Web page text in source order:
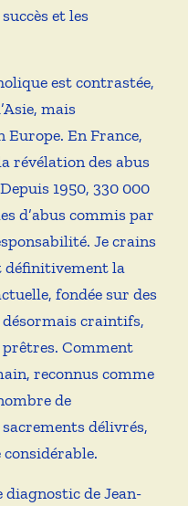
et les
est contrastée,
mais
En France,
révélation des abus
1950, 330 000
d’abus commis par
Je crains
définitivement la
fondée sur des
craintifs,
Comment
reconnus comme
de
délivrés,
de Jean-